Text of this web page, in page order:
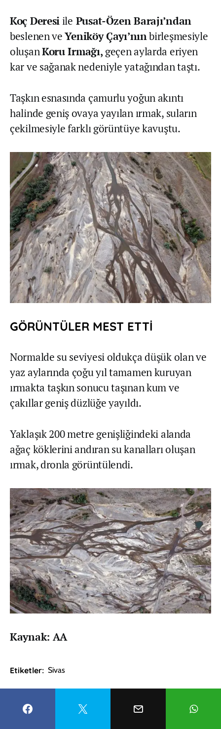
Koç Deresi ile Pusat-Özen Barajı’ndan
beslenen veYeniköy Çayı’nınbirleşmesiyle
oluşanKoru Irmağı, geçen aylarda eriyen
kar ve sağanak nedeniyle yatağından taştı.
Taşkın esnasında çamurlu yoğun akıntı
halinde geniş ovaya yayılan ırmak, suların
çekilmesiyle farklı görüntüye kavuştu.
GÖRÜNTÜLER MEST ETTİ
Normalde su seviyesi oldukça düşük olan ve
yaz aylarında çoğu yıl tamamen kuruyan
ırmakta taşkın sonucu taşınan kum ve
çakıllar geniş düzlüğe yayıldı.
Yaklaşık 200 metre genişliğindeki alanda
ağaç köklerini andıran su kanalları oluşan
ırmak, dronla görüntülendi.
Kaynak: AA
Etiketler: Sivas
FACEBOOK WHATSAPP